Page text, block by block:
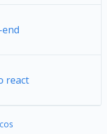
react